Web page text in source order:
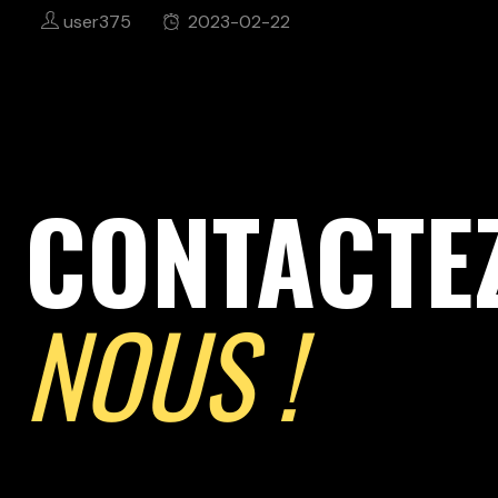
user375 2023-02-22
NOUS !